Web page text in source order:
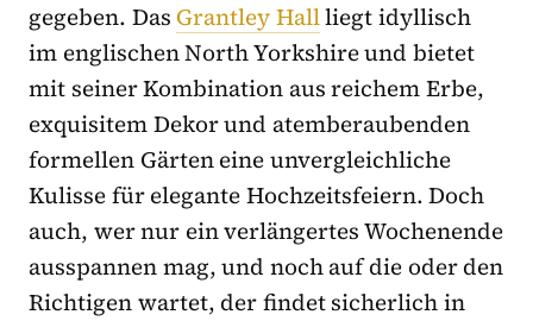
gegeben. Das Grantley Hallliegt idyllisch
im englischen North Yorkshire und bietet
mit seiner Kombination aus reichem Erbe,
exquisitem Dekor und atemberaubenden
formellen Gärten eine unvergleichliche
Kulisse für elegante Hochzeitsfeiern. Doch
auch, wer nur ein verlängertes Wochenende
ausspannen mag, und noch auf die oder den
Richtigen wartet, der findet sicherlich in